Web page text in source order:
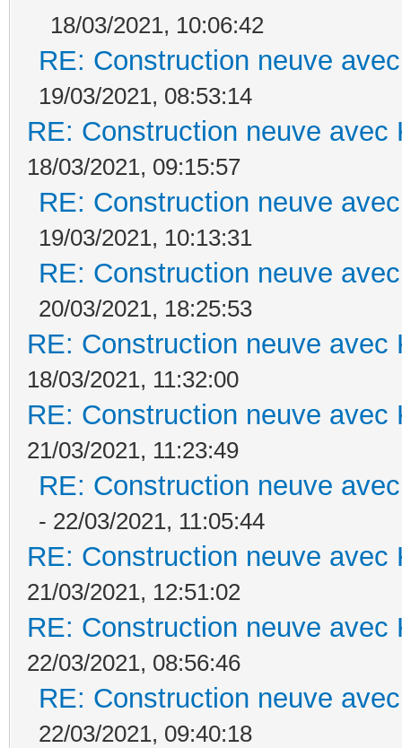
18/03/2021, 10:06:42
RE: Construction neuve
19/03/2021, 08:53:14
RE: Construction neuve avec
18/03/2021, 09:15:57
RE: Construction neuve
19/03/2021, 10:13:31
RE: Construction neuve
20/03/2021, 18:25:53
RE: Construction neuve avec
18/03/2021, 11:32:00
RE: Construction neuve avec
21/03/2021, 11:23:49
RE: Construction neuve
- 22/03/2021, 11:05:44
RE: Construction neuve avec
21/03/2021, 12:51:02
RE: Construction neuve avec
22/03/2021, 08:56:46
RE: Construction neuve
22/03/2021, 09:40:18